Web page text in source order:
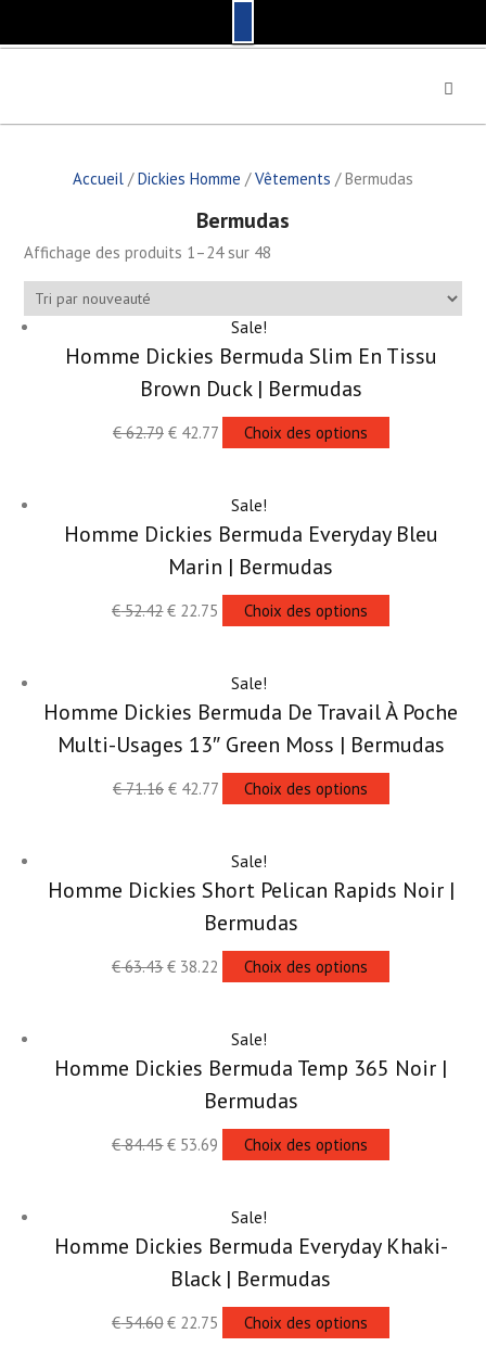
p
Accueil/Dickies Homme /Vêtements / Bermudas
Bermudas
Affichage des produits 1–24 sur 48
Sale!
Homme Dickies Bermuda Slim En Tissu
Brown Duck | Bermudas
€62.79 €42.77 Choix des options
Sale!
Homme Dickies Bermuda Everyday Bleu
Marin | Bermudas
€52.42 € 22.75 Choix des options
Sale!
Homme Dickies Bermuda De Travail À Poche
Multi-Usages 13″ Green Moss | Bermudas
€71.16 €42.77 Choix des options
Sale!
Homme Dickies Short Pelican Rapids Noir |
Bermudas
€63.43 € 38.22 Choix des options
Sale!
Homme Dickies Bermuda Temp 365 Noir |
Bermudas
€84.45 € 53.69 Choix des options
Sale!
Homme Dickies Bermuda Everyday Khaki-
Black | Bermudas
€54.60 € 22.75 Choix des options